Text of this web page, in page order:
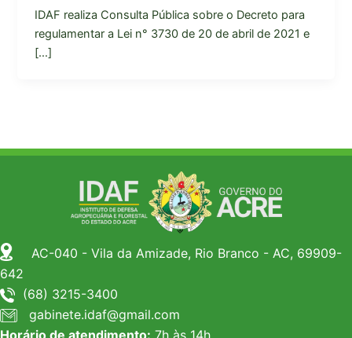
IDAF realiza Consulta Pública sobre o Decreto para
regulamentar a Lei n° 3730 de 20 de abril de 2021 e
[…]
AC-040 - Vila da Amizade, Rio Branco - AC, 69909-
642
(68) 3215-3400
gabinete.idaf@gmail.com
Horário de atendimento: 7h às 14h